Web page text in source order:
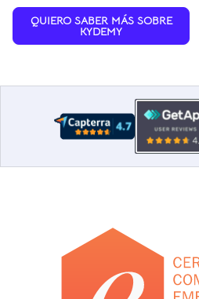
QUIERO SABER MÁS SOBRE
KYDEMY